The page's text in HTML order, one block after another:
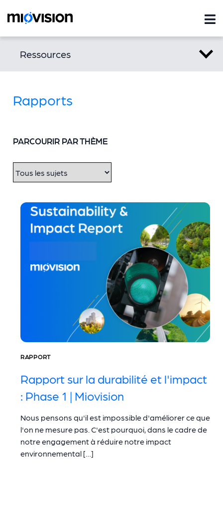
Ressources
Rapports
PARCOURIR PAR THÈME
RAPPORT
Rapport sur la durabilité et l'impact
: Phase 1 | Miovision
Nous pensons qu'il est impossible d'améliorer ce que
l'on ne mesure pas. C'est pourquoi, dans le cadre de
notre engagement à réduire notre impact
environnemental […]